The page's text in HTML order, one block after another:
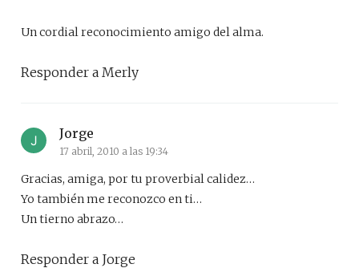
Un cordial reconocimiento amigo del alma.
Responder a Merly
Jorge
17 abril, 2010 a las 19:34
Gracias, amiga, por tu proverbial calidez…
Yo también me reconozco en ti…
Un tierno abrazo…
Responder a Jorge